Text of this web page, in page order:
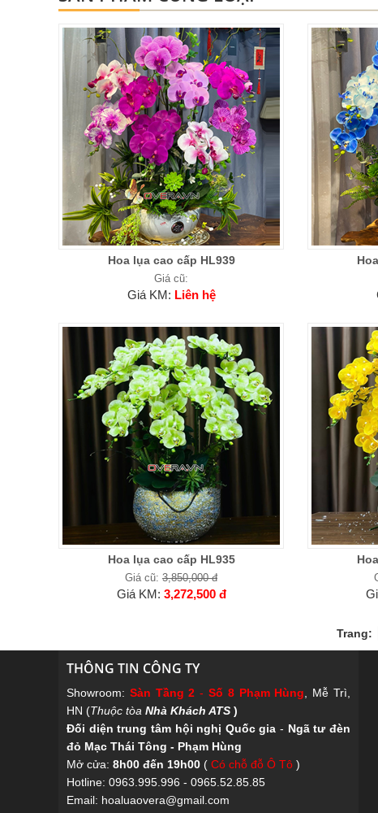
Hoa lụa cao cấp HL939
Giá cũ:
Giá KM: Liên hệ
Hoa lụa cao cấp HL935
Giá cũ: 3,850,000 đ
Giá KM: 3,272,500 đ
Trang:
THÔNG TIN CÔNG TY
Showroom: Sàn Tầng 2 -Số 8 Phạm Hùng , Mễ Trì,
HN (Thuộc tòa Nhà Khách ATS )
Đối diện trung tâm hội nghị Quốc gia - Ngã tư đèn
đỏ Mạc Thái Tông - Phạm Hùng
Mở cửa: 8h00 đến 19h00 ( Có chỗ đỗ Ô Tô )
Hotline: 0963.995.996 - 0965.52.85.85
Email: hoaluaovera@gmail.com